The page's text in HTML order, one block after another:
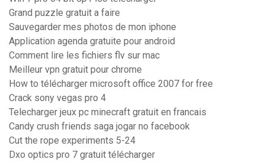
Grand puzzle gratuit a faire
Sauvegarder mes photos de mon iphone
Application agenda gratuite pour android
Comment lire les fichiers flv sur mac
Meilleur vpn gratuit pour chrome
How to télécharger microsoft office 2007 for free
Crack sony vegas pro 4
Telecharger jeux pc minecraft gratuit en francais
Candy crush friends saga jogar no facebook
Cut the rope experiments 5-24
Dxo optics pro 7 gratuit télécharger